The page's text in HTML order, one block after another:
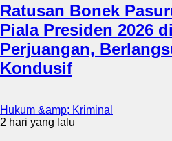
Ratusan Bonek
Piala Presiden 2026
Perjuangan,
Kondusif
Hukum &amp; Kriminal
2 hari yang lalu